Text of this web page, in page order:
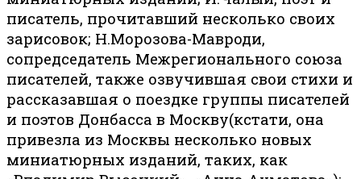
писатель, прочитавший несколько своих
зарисовок; Н.Морозова-Мавроди,
сопредседатель Межрегионального союза
писателей, также озвучившая свои стихи и
рассказавшая о поездке группы писателей
и поэтов Донбасса в Москву(кстати, она
привезла из Москвы несколько новых
миниатюрных изданий, таких, как